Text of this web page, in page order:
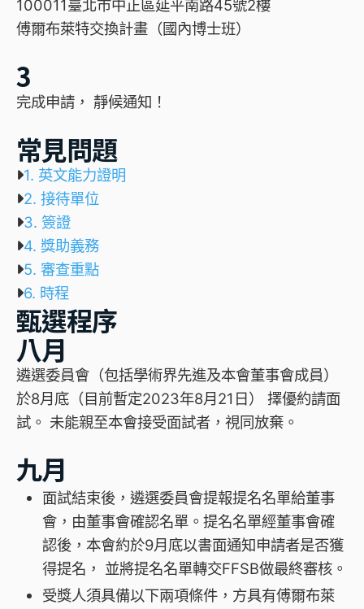
100011臺北市中正區延平南路45號2樓
傅爾布萊特交換計畫（國內博士班）
3
完成申請， 靜候通知！
常見問題
1. 英文能力證明
2. 接待單位
3. 簽證
4. 獎助義務
5. 審查重點
6. 時程
甄選程序
八月
遴選委員會（包括學術界先進及本會董事會成員）
於8月底（目前暫定2023年8月21日） 擇優約請面
試。 未能親至本會接受面試者，視同放棄。
九月
面試結束後，遴選委員會提報提名名單給董事
會，由董事會確認名單。提名名單經董事會確
認後，本會約於9月底以書面通知申請者是否獲
得提名， 並將提名名單轉交FFSB做最終審核。
受獎人須具備以下兩項條件，方具有傅爾布萊